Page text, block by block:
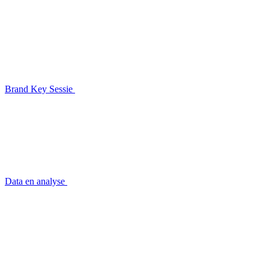
Brand Key Sessie
Data en analyse